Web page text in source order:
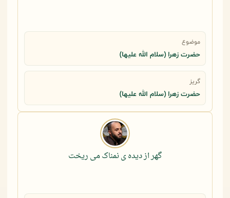
موضوع
حضرت زهرا (سلام الله علیها)
گریز
حضرت زهرا (سلام الله علیها)
گهر از دیده ی نمناک می ریخت